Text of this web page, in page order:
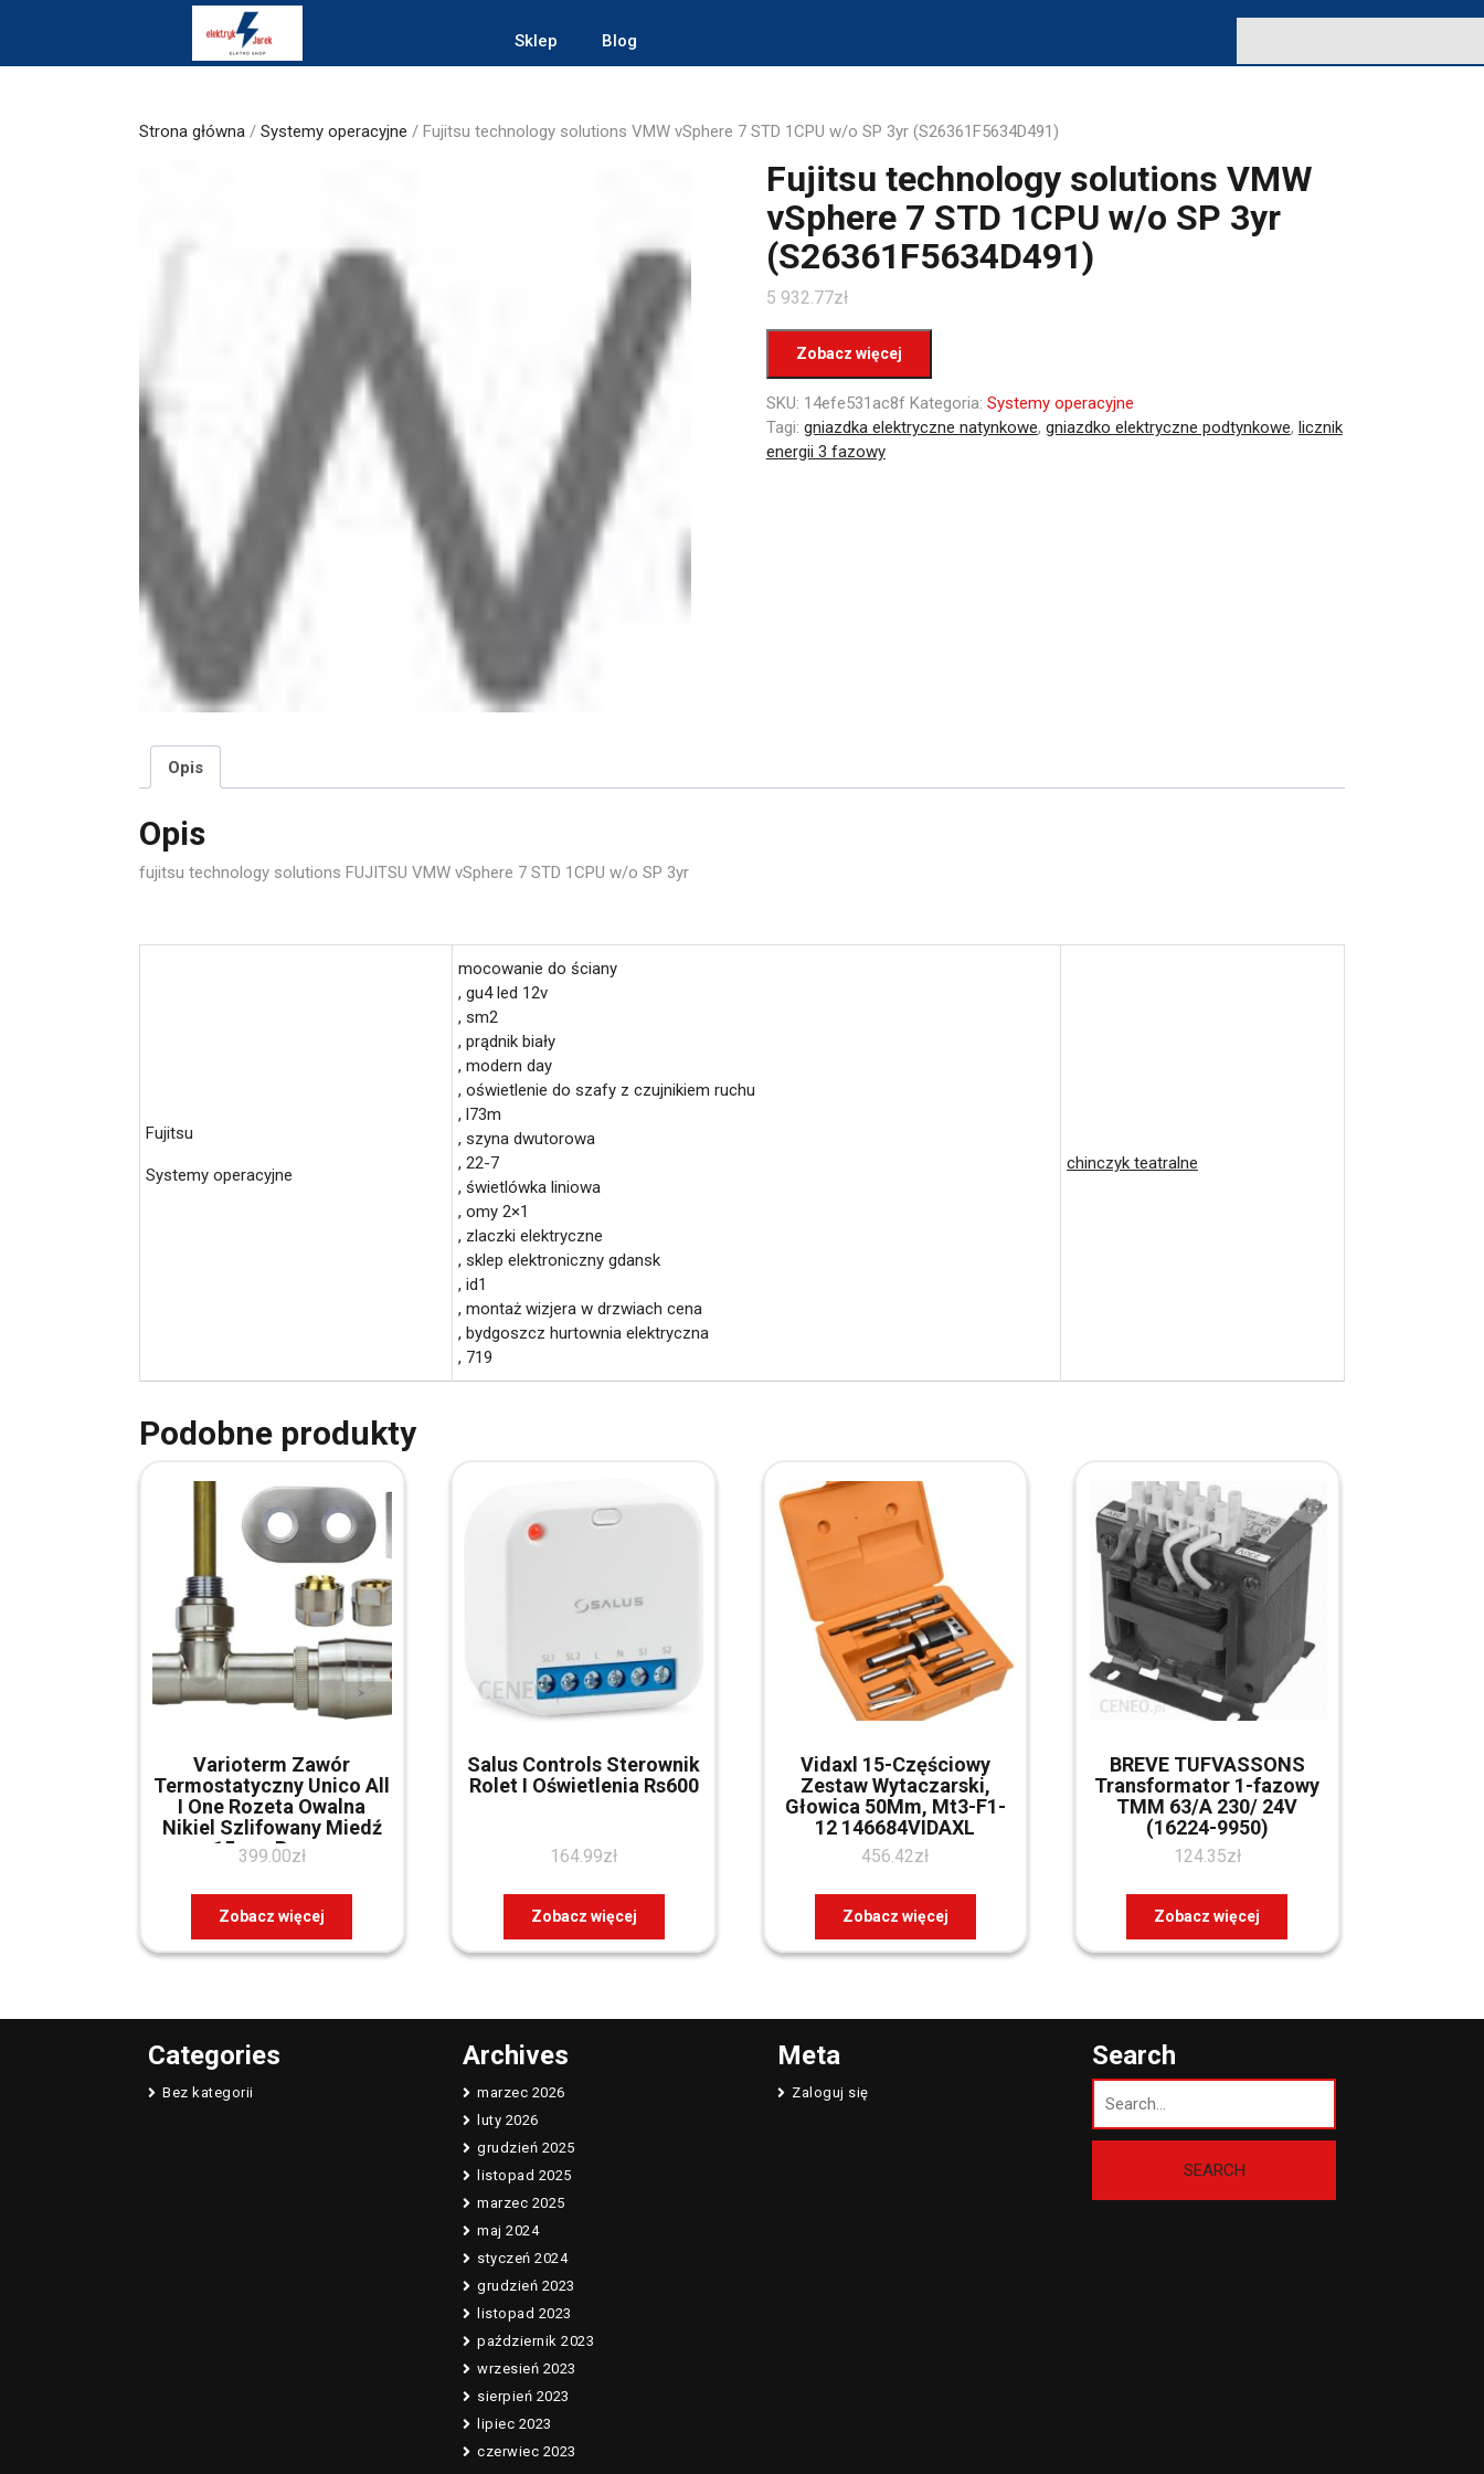
Sklep Blog
Strona główna / Systemy operacyjne / Fujitsu technology solutions VMW vSphere 7 STD 1CPU w/o SP 3yr (S26361F5634D491)
Fujitsu technology solutions VMW
vSphere 7 STD 1CPU w/o SP 3yr
(S26361F5634D491)
5 932.77zł
Zobacz więcej
SKU: 14efe531ac8f Kategoria: Systemy operacyjne
Tagi: gniazdka elektryczne natynkowe, gniazdko elektryczne podtynkowe, licznik
energii 3 fazowy
Opis
Opis
fujitsu technology solutions FUJITSU VMW vSphere 7 STD 1CPU w/o SP 3yr
Fujitsu
Systemy operacyjne
mocowanie do ściany
, gu4 led 12v
, sm2
, prądnik biały
, modern day
, oświetlenie do szafy z czujnikiem ruchu
, l73m
, szyna dwutorowa
, 22-7
, świetlówka liniowa
, omy 2×1
, zlaczki elektryczne
, sklep elektroniczny gdansk
, id1
, montaż wizjera w drzwiach cena
, bydgoszcz hurtownia elektryczna
, 719
chinczyk teatralne
Podobne produkty
Varioterm Zawór
Termostatyczny Unico All
I One Rozeta Owalna
Nikiel Szlifowany Miedź
15mm Prawy
(AUGS0208CFKPCU)
399.00zł
Zobacz więcej
Salus Controls Sterownik
Rolet I Oświetlenia Rs600
164.99zł
Zobacz więcej
Vidaxl 15-Częściowy
Zestaw Wytaczarski,
Głowica 50Mm, Mt3-F1-
12 146684VIDAXL
456.42zł
Zobacz więcej
BREVE TUFVASSONS
Transformator 1-fazowy
TMM 63/A 230/ 24V
(16224-9950)
124.35zł
Zobacz więcej
Categories
Bez kategorii
Archives
marzec 2026
luty 2026
grudzień 2025
listopad 2025
marzec 2025
maj 2024
styczeń 2024
grudzień 2023
listopad 2023
październik 2023
wrzesień 2023
sierpień 2023
lipiec 2023
czerwiec 2023
Meta
Zaloguj się
Search